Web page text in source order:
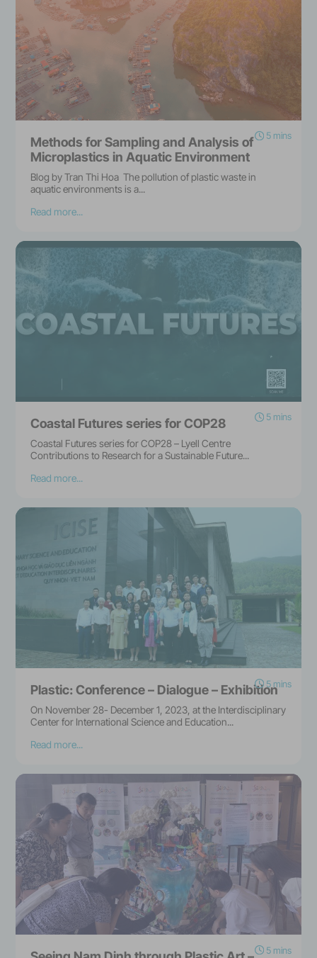
5 mins
Methods for Sampling and Analysis of
Microplastics in Aquatic Environment
Blog by Tran Thi Hoa The pollution of plastic waste in
aquatic environments is a...
Read more...
5 mins
Coastal Futures series for COP28
Coastal Futures series for COP28 – Lyell Centre
Contributions to Research for a Sustainable Future...
Read more...
5 mins
Plastic: Conference – Dialogue – Exhibition
On November 28- December 1, 2023, at the Interdisciplinary
Center for International Science and Education...
Read more...
5 mins